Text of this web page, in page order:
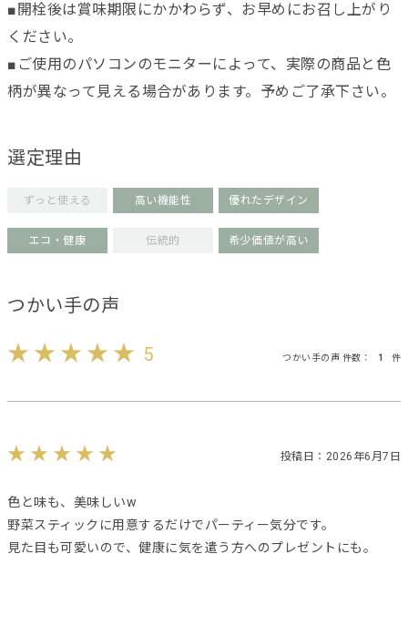
■開栓後は賞味期限にかかわらず、お早めにお召し上がり
ください。
■ご使用のパソコンのモニターによって、実際の商品と色
柄が異なって見える場合があります。予めご了承下さい。
選定理由
ずっと使える 高い機能性 優れたデザイン
エコ・健康 伝統的 希少価値が高い
つかい手の声
5 つかい手の声 件数： 1 件
投稿日：2026年6月7日
色と味も、美味しいw
野菜スティックに用意するだけでパーティー気分です。
見た目も可愛いので、健康に気を遣う方へのプレゼントにも。